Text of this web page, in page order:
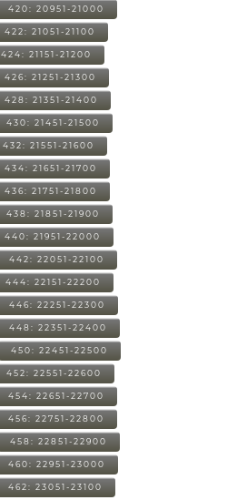
420: 20951-21000
422: 21051-21100
424: 21151-21200
426: 21251-21300
428: 21351-21400
430: 21451-21500
432: 21551-21600
434: 21651-21700
436: 21751-21800
438: 21851-21900
440: 21951-22000
442: 22051-22100
444: 22151-22200
446: 22251-22300
448: 22351-22400
450: 22451-22500
452: 22551-22600
454: 22651-22700
456: 22751-22800
458: 22851-22900
460: 22951-23000
462: 23051-23100